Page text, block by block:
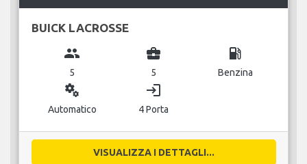
BUICK LACROSSE
group
5
business_center
5
local_gas_station
Benzina
miscellaneous_services
Automatico
login
4 Porta
VISUALIZZA I DETTAGLI...